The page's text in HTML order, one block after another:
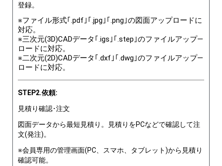
登録。
※ファイル形式｢.pdf｣｢.jpg｣｢.png｣の図面アップロードに
対応。
※三次元(3D)CADデータ｢.igs｣｢.step｣のファイルアップ―
ロードに対応。
※二次元(2D)CADデータ｢.dxf｣｢.dwg｣のファイルアップ―
ロードに対応。
STEP2.依頼:
見積り確認･注文
図面データから最短見積り。見積りをPCなどで確認して注
文(発注)。
※会員専用の管理画面(PC、スマホ、タブレット)から見積り
確認可能。